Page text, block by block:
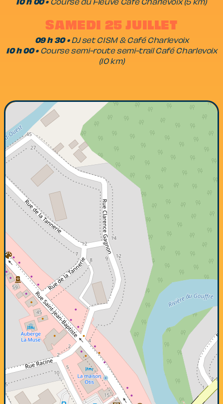
SAMEDI 25 JUILLET
09 h 30• DJ set CISM & Café Charlevoix
10 h 00• Course semi-route semi-trail Café Charlevoix
(10 km)